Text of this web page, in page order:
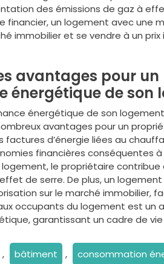
des émissions de gaz à
financier, un logement avec
immobilier et se vendre à un
avantages pour
énergétique de son
énergétique de son
avantages pour un
d’énergie liées au
financières conséquentes
le propriétaire contribue
de serre. De plus, un
sur le marché immobilier,
occupants du logement est un
garantissant un cadre de
, bâtiment , consommation